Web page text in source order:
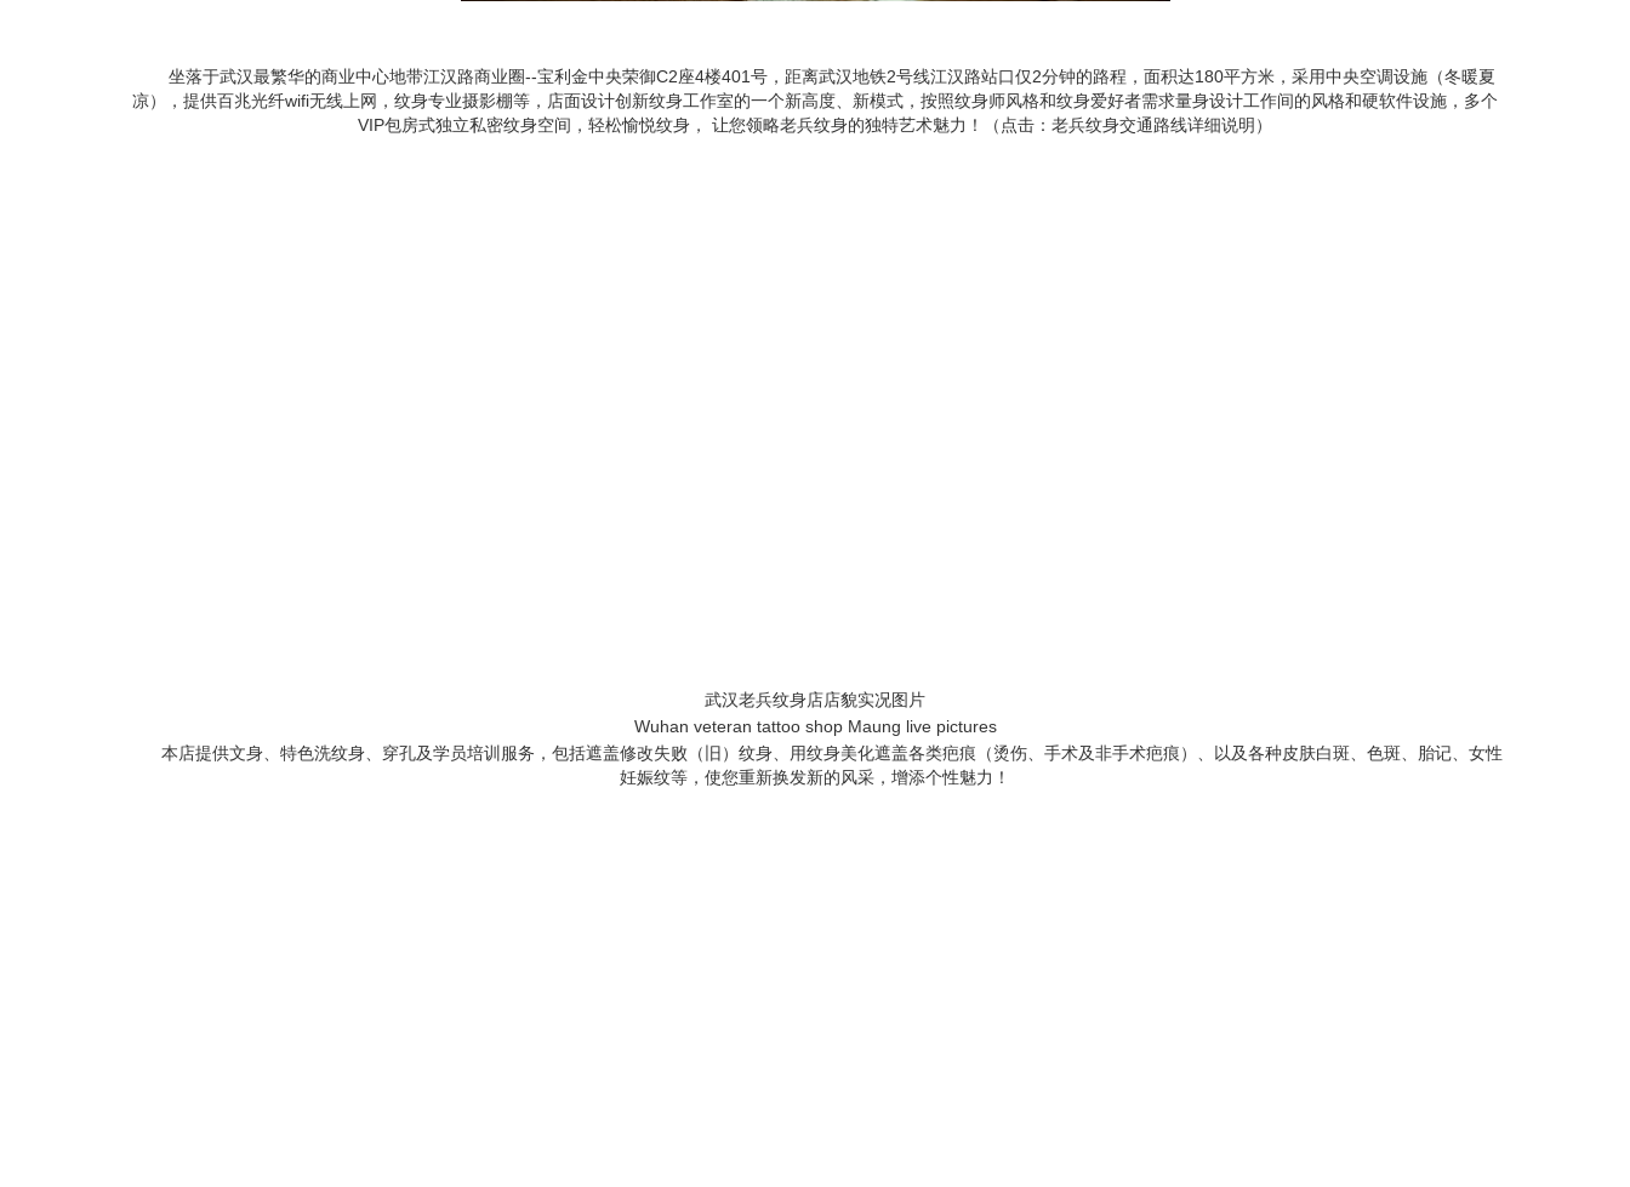
坐落于武汉最繁华的商业中心地带江汉路商业圈--宝利金中央荣御C2座4楼401号，距离武汉地铁2号线江汉路站口仅2分钟的路程，面积达180平方米，采用中央空调设施（冬暖夏
凉），提供百兆光纤wifi无线上网，纹身专业摄影棚等，店面设计创新纹身工作室的一个新高度、新模式，按照纹身师风格和纹身爱好者需求量身设计工作间的风格和硬软件设施，多个
VIP包房式独立私密纹身空间，轻松愉悦纹身， 让您领略老兵纹身的独特艺术魅力！（点击：老兵纹身交通路线详细说明）
武汉老兵纹身店店貌实况图片
Wuhan veteran tattoo shop Maung live pictures
本店提供文身、特色洗纹身、穿孔及学员培训服务，包括遮盖修改失败（旧）纹身、用纹身美化遮盖各类疤痕（烫伤、手术及非手术疤痕）、以及各种皮肤白斑、色斑、胎记、女性
妊娠纹等，使您重新换发新的风采，增添个性魅力！